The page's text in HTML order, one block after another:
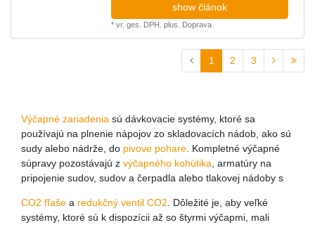
show článok
*vr. ges. DPH. plus. Doprava
1 2 3
Výčapné zariadenia sú dávkovacie systémy, ktoré sa
používajú na plnenie nápojov zo skladovacích nádob, ako sú
sudy alebo nádrže, do pivove pohare . Kompletné výčapné
súpravy pozostávajú z výčapného kohútika , armatúry na
pripojenie sudov, sudov a čerpadla alebo tlakovej nádoby s
CO2 fľaše a redukčný ventil CO2 . Dôležité je, aby veľké
systémy, ktoré sú k dispozícii až so štyrmi výčapmi, mali